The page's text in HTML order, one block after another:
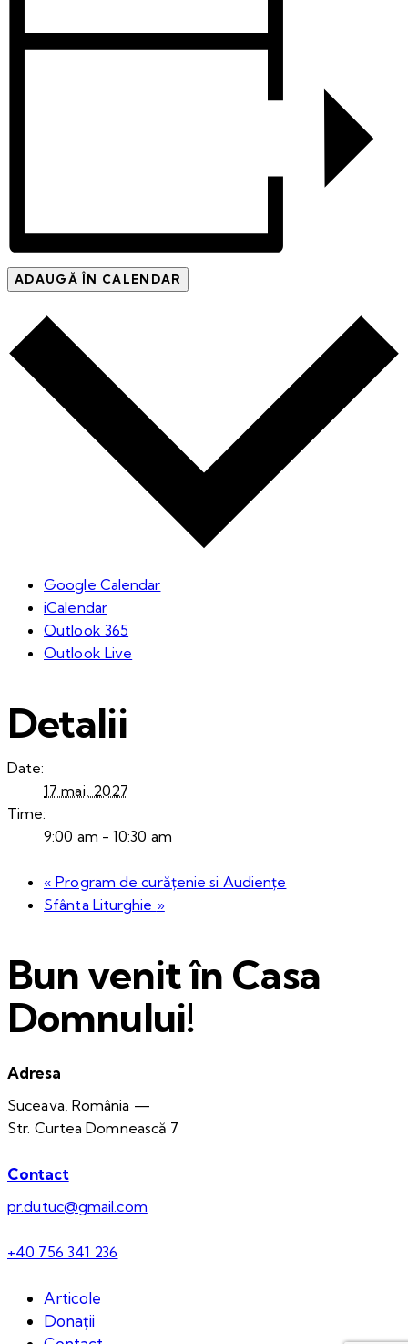
ADAUGĂ ÎN CALENDAR
Google Calendar
iCalendar
Outlook 365
Outlook Live
Detalii
Date:
17 mai, 2027
Time:
9:00 am - 10:30 am
« Program de curățenie si Audiențe
Sfânta Liturghie »
Bun venit în Casa
Domnului!
Adresa
Suceava, România —
Str. Curtea Domnească 7
Contact
pr.dutuc@gmail.com
+40 756 341 236
Articole
Donații